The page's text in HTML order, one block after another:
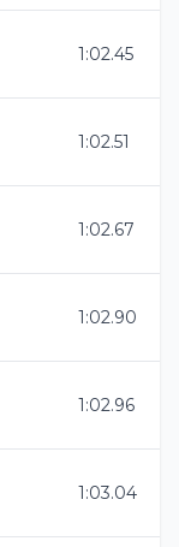
1:02.45
1:02.51
1:02.67
1:02.90
1:02.96
1:03.04